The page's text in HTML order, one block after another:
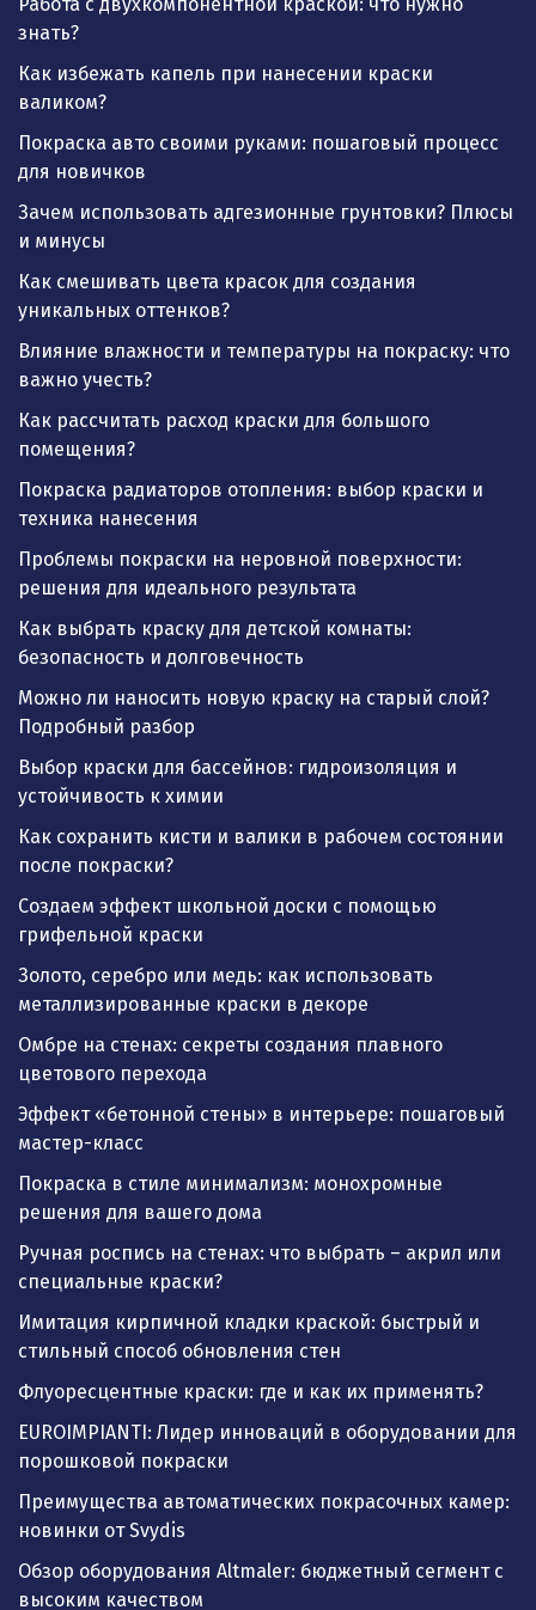
знать?
Как избежать капель при нанесении краски
валиком?
Покраска авто своими руками: пошаговый процесс
для новичков
Зачем использовать адгезионные грунтовки? Плюсы
и минусы
Как смешивать цвета красок для создания
уникальных оттенков?
Влияние влажности и температуры на покраску: что
важно учесть?
Как рассчитать расход краски для большого
помещения?
Покраска радиаторов отопления: выбор краски и
техника нанесения
Проблемы покраски на неровной поверхности:
решения для идеального результата
Как выбрать краску для детской комнаты:
безопасность и долговечность
Можно ли наносить новую краску на старый слой?
Подробный разбор
Выбор краски для бассейнов: гидроизоляция и
устойчивость к химии
Как сохранить кисти и валики в рабочем состоянии
после покраски?
Создаем эффект школьной доски с помощью
грифельной краски
Золото, серебро или медь: как использовать
металлизированные краски в декоре
Омбре на стенах: секреты создания плавного
цветового перехода
Эффект «бетонной стены» в интерьере: пошаговый
мастер-класс
Покраска в стиле минимализм: монохромные
решения для вашего дома
Ручная роспись на стенах: что выбрать – акрил или
специальные краски?
Имитация кирпичной кладки краской: быстрый и
стильный способ обновления стен
Флуоресцентные краски: где и как их применять?
EUROIMPIANTI: Лидер инноваций в оборудовании для
порошковой покраски
Преимущества автоматических покрасочных камер:
новинки от Svydis
Обзор оборудования Altmaler: бюджетный сегмент с
высоким качеством